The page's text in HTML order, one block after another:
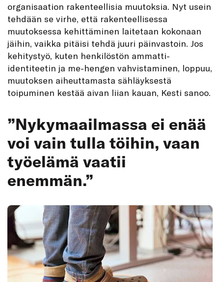
organisaation rakenteellisia muutoksia. Nyt usein
tehdään se virhe, että rakenteellisessa
muutoksessa kehittäminen laitetaan kokonaan
jäihin, vaikka pitäisi tehdä juuri päinvastoin. Jos
kehitystyö, kuten henkilöstön ammatti-
identiteetin ja me-hengen vahvistaminen, loppuu,
muutoksen aiheuttamasta sähläyksestä
toipuminen kestää aivan liian kauan, Kesti sanoo.
”Nykymaailmassa ei enää
voi vain tulla töihin, vaan
työelämä vaatii
enemmän.”